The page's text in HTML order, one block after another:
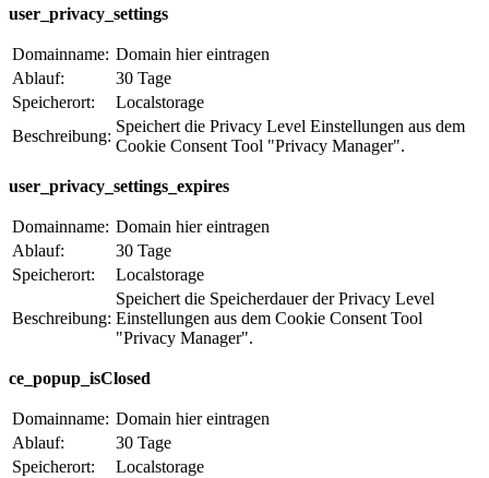
user_privacy_settings
Domainname: Domain hier eintragen
Ablauf:
30 Tage
Speicherort:
Localstorage
Beschreibung:
Speichert die Privacy Level Einstellungen aus dem
Cookie Consent Tool "Privacy Manager".
user_privacy_settings_expires
Domainname: Domain hier eintragen
Ablauf:
30 Tage
Speicherort:
Localstorage
Beschreibung:
Speichert die Speicherdauer der Privacy Level
Einstellungen aus dem Cookie Consent Tool
"Privacy Manager".
ce_popup_isClosed
Domainname: Domain hier eintragen
Ablauf:
30 Tage
Speicherort:
Localstorage